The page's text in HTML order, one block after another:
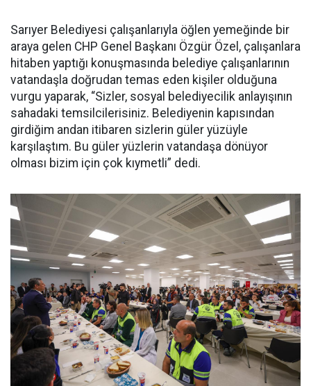
Sarıyer Belediyesi çalışanlarıyla öğlen yemeğinde bir
araya gelen CHP Genel Başkanı Özgür Özel, çalışanlara
hitaben yaptığı konuşmasında belediye çalışanlarının
vatandaşla doğrudan temas eden kişiler olduğuna
vurgu yaparak, “Sizler, sosyal belediyecilik anlayışının
sahadaki temsilcilerisiniz. Belediyenin kapısından
girdiğim andan itibaren sizlerin güler yüzüyle
karşılaştım. Bu güler yüzlerin vatandaşa dönüyor
olması bizim için çok kıymetli” dedi.